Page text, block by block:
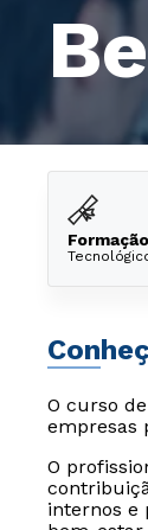
Formação
O curso de
empresas
O
internos e